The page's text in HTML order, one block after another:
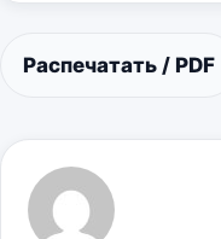
Распечатать / PDF